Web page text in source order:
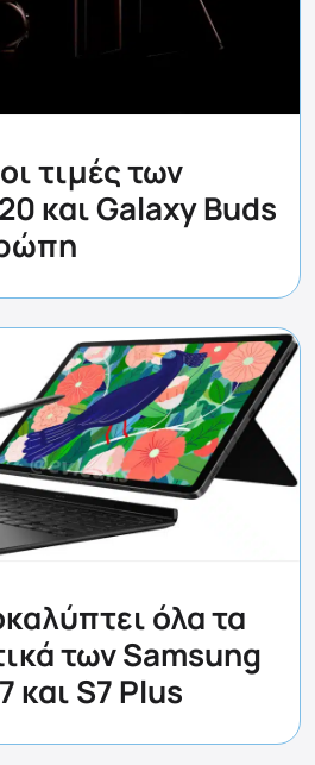
τιμές των
και Galaxy Buds
όλα τα
των Samsung
και S7 Plus